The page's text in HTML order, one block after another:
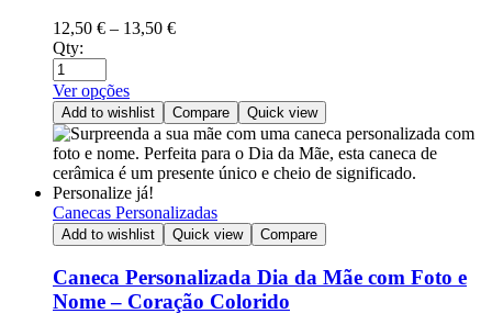
12,50 € – 13,50 €
Qty:
Ver opções
Add to wishlist Compare Quick view
Canecas Personalizadas
Add to wishlist Quick view Compare
Caneca Personalizada Dia da Mãe com Foto e
Nome – Coração Colorido